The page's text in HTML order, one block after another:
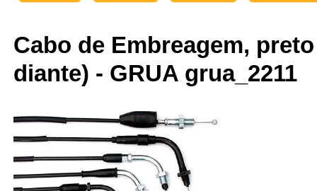
Cabo de Embreagem,
diante) - GRUA grua_2211